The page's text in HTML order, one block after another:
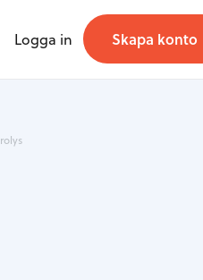
Logga in Skapa konto